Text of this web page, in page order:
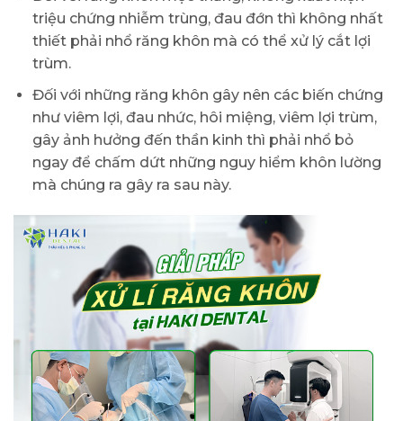
triệu chứng nhiễm trùng, đau đớn thì không nhất
thiết phải nhổ răng khôn mà có thể xử lý cắt lợi
trùm.
Đối với những răng khôn gây nên các biến chứng
như viêm lợi, đau nhức, hôi miệng, viêm lợi trùm,
gây ảnh hưởng đến thần kinh thì phải nhổ bỏ
ngay để chấm dứt những nguy hiểm khôn lường
mà chúng ra gây ra sau này.